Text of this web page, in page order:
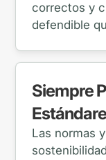
correctos y
defendible
Siempre
Las normas